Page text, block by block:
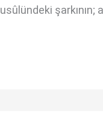
usûlündeki şarkının;